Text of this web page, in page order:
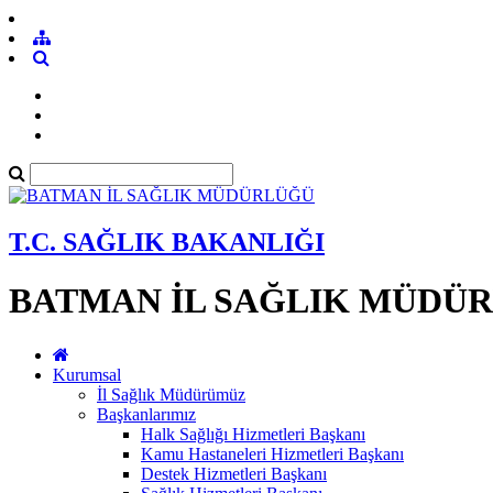
T.C. SAĞLIK BAKANLIĞI
BATMAN İL SAĞLIK
Kurumsal
İl Sağlık Müdürümüz
Başkanlarımız
Halk Sağlığı Hizmetleri Başkanı
Kamu Hastaneleri Hizmetleri Başkanı
Destek Hizmetleri Başkanı